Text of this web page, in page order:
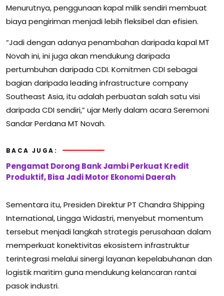
Menurutnya, penggunaan kapal milik sendiri membuat
biaya pengiriman menjadi lebih fleksibel dan efisien.
“Jadi dengan adanya penambahan daripada kapal MT
Novah ini, ini juga akan mendukung daripada
pertumbuhan daripada CDI. Komitmen CDI sebagai
bagian daripada leading infrastructure company
Southeast Asia, itu adalah perbuatan salah satu visi
daripada CDI sendiri,” ujar Merly dalam acara Seremoni
Sandar Perdana MT Novah.
BACA JUGA:
Pengamat Dorong Bank Jambi Perkuat Kredit
Produktif, Bisa Jadi Motor Ekonomi Daerah
Sementara itu, Presiden Direktur PT Chandra Shipping
International, Lingga Widastri, menyebut momentum
tersebut menjadi langkah strategis perusahaan dalam
memperkuat konektivitas ekosistem infrastruktur
terintegrasi melalui sinergi layanan kepelabuhanan dan
logistik maritim guna mendukung kelancaran rantai
pasok industri.